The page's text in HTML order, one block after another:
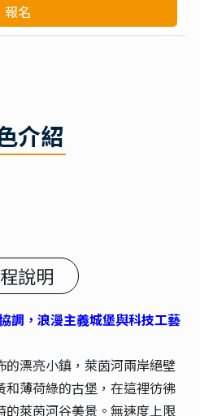
報名
介紹
說明
調，浪漫主義城堡與科技工藝
漂亮小鎮，萊茵河兩岸絕壁
薄荷綠的古堡，在這裡彷彿
萊茵河谷美景。無速度上限